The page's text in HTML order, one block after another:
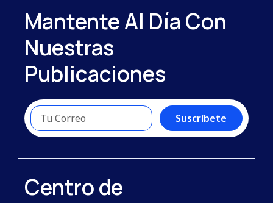
Mantente Al Día Con
Nuestras
Publicaciones
Suscríbete
Centro de